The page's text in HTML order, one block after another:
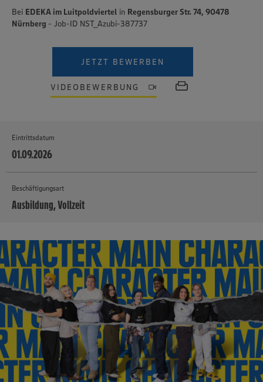
Bei EDEKA im Luitpoldviertel in Regensburger Str. 74, 90478
Nürnberg - Job-ID NST_Azubi-387737
JETZT BEWERBEN
VIDEOBEWERBUNG
Eintrittsdatum
01.09.2026
Beschäftigungsart
Ausbildung, Vollzeit